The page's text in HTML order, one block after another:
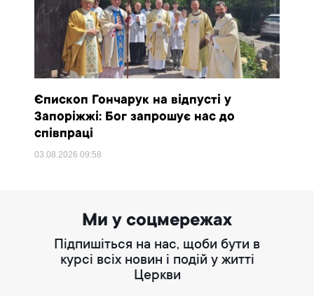
Єпископ Гончарук на відпусті у
Запоріжжі: Бог запрошує нас до
співпраці
03.08.202609:58
Ми у соцмережах
Підпишіться на нас, щоби бути в
курсі всіх новин і подій у житті
Церкви